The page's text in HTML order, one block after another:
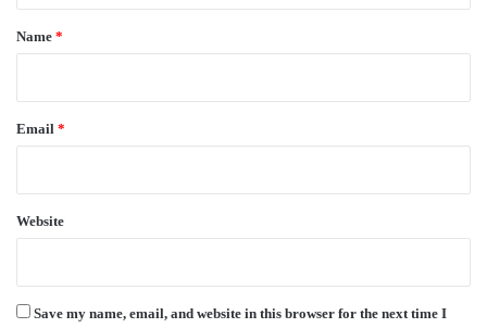
*
Name *
Email *
Website
Save my name, email, and website in this browser for the next time I